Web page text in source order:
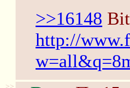
>>16148
http://
>>